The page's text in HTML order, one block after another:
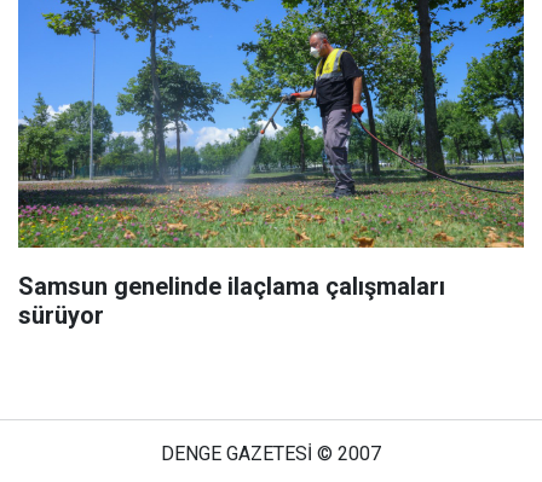
Samsun genelinde ilaçlama çalışmaları
sürüyor
DENGE GAZETESİ © 2007